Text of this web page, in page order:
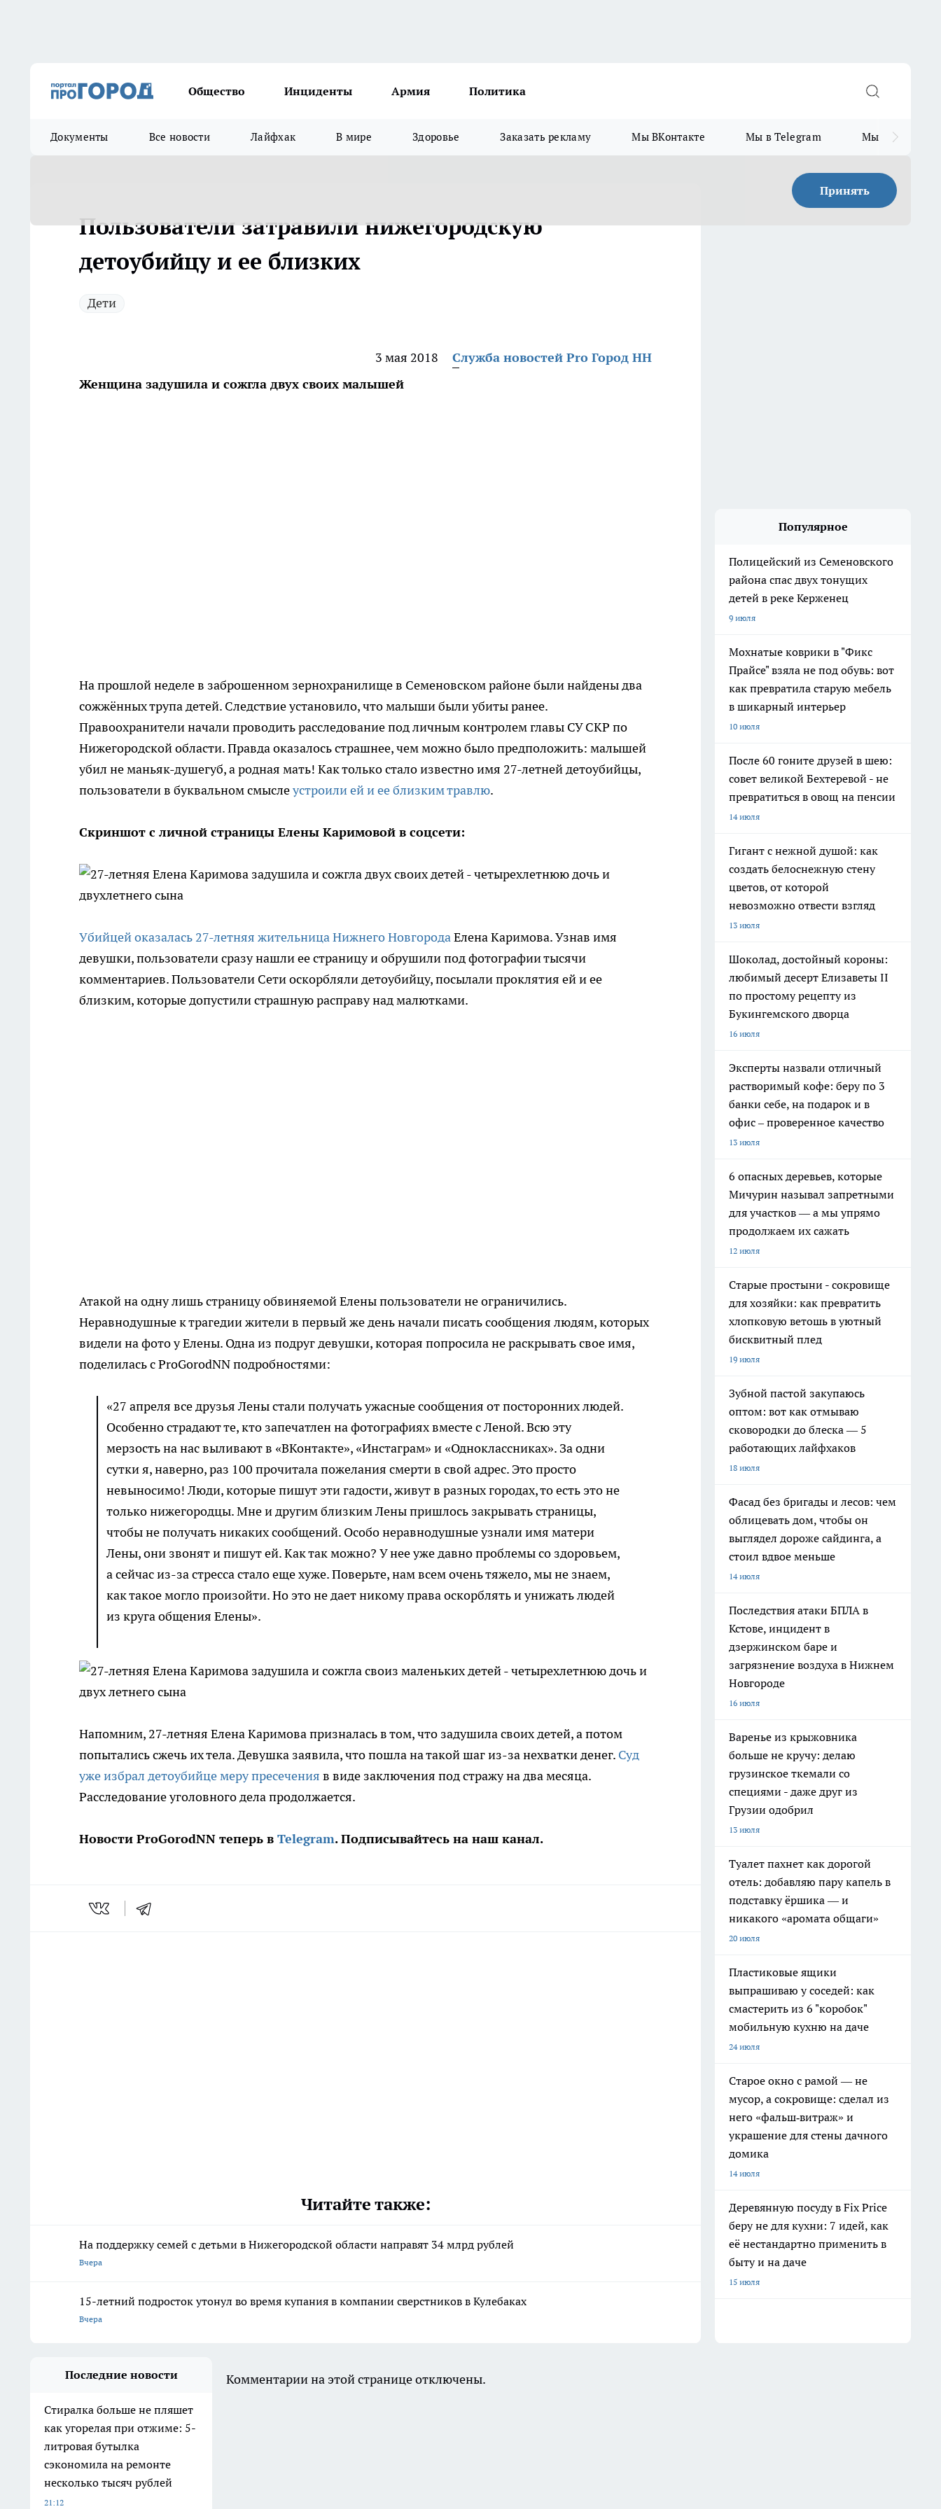
Общество Инциденты Армия Политика
Документы Все новости Лайфхак В мире Здоровье Заказать рекламу Мы ВКонтакте Мы в Telegram Мы в MAX
Принять
Пользователи затравили нижегородскую
детоубийцу и ее близких
Дети
3 мая 2018
Служба новостей Pro Город НН
Женщина задушила и сожгла двух своих малышей
На прошлой неделе в заброшенном зернохранилище в Семеновском районе были найдены два
сожжённых трупа детей. Следствие установило, что малыши были убиты ранее.
Правоохранители начали проводить расследование под личным контролем главы СУ СКР по
Нижегородской области. Правда оказалось страшнее, чем можно было предположить: малышей
убил не маньяк-душегуб, а родная мать! Как только стало известно имя 27-летней детоубийцы,
пользователи в буквальном смыслеустроили ей и ее близким травлю.
Скриншот с личной страницы Елены Каримовой в соцсети:
Убийцей оказалась 27-летняя жительница Нижнего НовгородаЕлена Каримова. Узнав имя
девушки, пользователи сразу нашли ее страницу и обрушили под фотографии тысячи
комментариев. Пользователи Сети оскорбляли детоубийцу, посылали проклятия ей и ее
близким, которые допустили страшную расправу над малютками.
Атакой на одну лишь страницу обвиняемой Елены пользователи не ограничились.
Неравнодушные к трагедии жители в первый же день начали писать сообщения людям, которых
видели на фото у Елены. Одна из подруг девушки, которая попросила не раскрывать свое имя,
поделилась с ProGorodNN подробностями:
«27 апреля все друзья Лены стали получать ужасные сообщения от посторонних людей.
Особенно страдают те, кто запечатлен на фотографиях вместе с Леной. Всю эту
мерзость на нас выливают в «ВКонтакте», «Инстаграм» и «Одноклассниках». За одни
сутки я, наверно, раз 100 прочитала пожелания смерти в свой адрес. Это просто
невыносимо! Люди, которые пишут эти гадости, живут в разных городах, то есть это не
только нижегородцы. Мне и другим близким Лены пришлось закрывать страницы,
чтобы не получать никаких сообщений. Особо неравнодушные узнали имя матери
Лены, они звонят и пишут ей. Как так можно? У нее уже давно проблемы со здоровьем,
а сейчас из-за стресса стало еще хуже. Поверьте, нам всем очень тяжело, мы не знаем,
как такое могло произойти. Но это не дает никому права оскорблять и унижать людей
из круга общения Елены».
Напомним, 27-летняя Елена Каримова призналась в том, что задушила своих детей, а потом
попытались сжечь их тела. Девушка заявила, что пошла на такой шаг из-за нехватки денег. Суд
уже избрал детоубийце меру пресечения в виде заключения под стражу на два месяца.
Расследование уголовного дела продолжается.
Новости ProGorodNN теперь в Telegram. Подписывайтесь на наш канал.
Читайте также:
На поддержку семей с детьми в Нижегородской области направят 34 млрд рублей
Вчера
15-летний подросток утонул во время купания в компании сверстников в Кулебаках
Вчера
Популярное
Полицейский из Семеновского
района спас двух тонущих
детей в реке Керженец
9 июля
Мохнатые коврики в "Фикс
Прайсе" взяла не под обувь: вот
как превратила старую мебель
в шикарный интерьер
10 июля
После 60 гоните друзей в шею:
совет великой Бехтеревой - не
превратиться в овощ на пенсии
14 июля
Гигант с нежной душой: как
создать белоснежную стену
цветов, от которой
невозможно отвести взгляд
13 июля
Шоколад, достойный короны:
любимый десерт Елизаветы II
по простому рецепту из
Букингемского дворца
16 июля
Эксперты назвали отличный
растворимый кофе: беру по 3
банки себе, на подарок и в
офис – проверенное качество
13 июля
6 опасных деревьев, которые
Мичурин называл запретными
для участков — а мы упрямо
продолжаем их сажать
12 июля
Старые простыни - сокровище
для хозяйки: как превратить
хлопковую ветошь в уютный
бисквитный плед
19 июля
Зубной пастой закупаюсь
оптом: вот как отмываю
сковородки до блеска — 5
работающих лайфхаков
18 июля
Фасад без бригады и лесов: чем
облицевать дом, чтобы он
выглядел дороже сайдинга, а
стоил вдвое меньше
14 июля
Последствия атаки БПЛА в
Кстове, инцидент в
дзержинском баре и
загрязнение воздуха в Нижнем
Новгороде
16 июля
Варенье из крыжовника
больше не кручу: делаю
грузинское ткемали со
специями - даже друг из
Грузии одобрил
13 июля
Туалет пахнет как дорогой
отель: добавляю пару капель в
подставку ёршика — и
никакого «аромата общаги»
20 июля
Пластиковые ящики
выпрашиваю у соседей: как
смастерить из 6 "коробок"
мобильную кухню на даче
24 июля
Старое окно с рамой — не
мусор, а сокровище: сделал из
него «фальш‑витраж» и
украшение для стены дачного
домика
14 июля
Деревянную посуду в Fix Price
беру не для кухни: 7 идей, как
её нестандартно применить в
быту и на даче
15 июля
Последние новости
Стиралка больше не пляшет
как угорелая при отжиме: 5-
литровая бутылка
сэкономила на ремонте
несколько тысяч рублей
21:12
Комментарии на этой странице отключены.